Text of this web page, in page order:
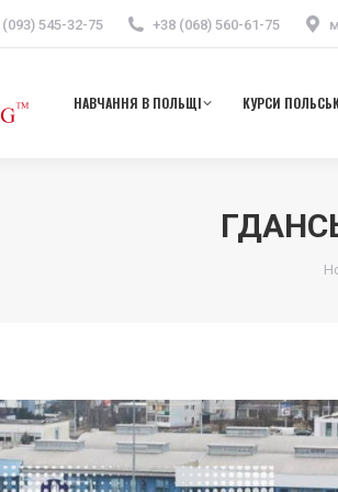
(093) 545-32-75 +38 (068) 560-61-75
НАВЧАННЯ В ПОЛЬЩІ КУРСИ